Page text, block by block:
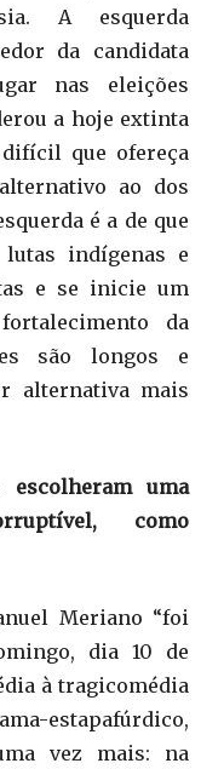
A esquerda
da candidata
nas eleições
a hoje extinta
que ofereça
ao dos
é a de que
indígenas e
e se inicie um
da
são longos e
alternativa mais
escolheram uma
como
Meriano “foi
dia 10 de
à tragicomédia
estapafúrdico,
vez mais: na